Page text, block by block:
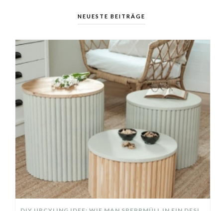
NEUESTE BEITRÄGE